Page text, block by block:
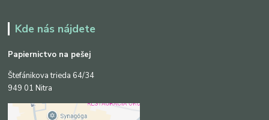
Kde nás nájdete
Papiernictvo na pešej
Štefánikova trieda 64/34
949 01 Nitra